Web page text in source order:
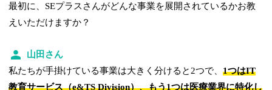
最初に、SEプラスさんがどんな事業を展開されているかお教
えいただけますか？
山田さん
私たちが手掛けている事業は大きく分けると2つで、1つはIT
教育サービス（e&TS Division）、もう1つは医療業界に特化し